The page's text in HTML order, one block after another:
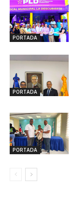
PORTADA
PORTADA
PORTADA